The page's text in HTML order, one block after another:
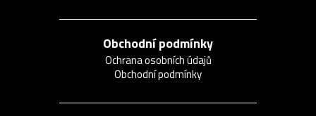
Obchodní podmínky
Ochrana osobních údajů
Obchodní podmínky